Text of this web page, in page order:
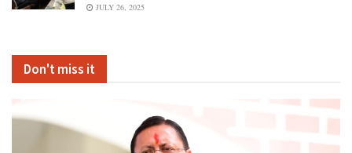
JULY 26, 2025
Don't miss it